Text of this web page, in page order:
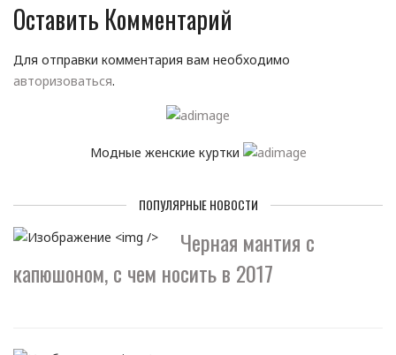
Оставить Комментарий
Для отправки комментария вам необходимо
авторизоваться.
Модные женские куртки
ПОПУЛЯРНЫЕ НОВОСТИ
Черная мантия с
капюшоном, с чем носить в 2017